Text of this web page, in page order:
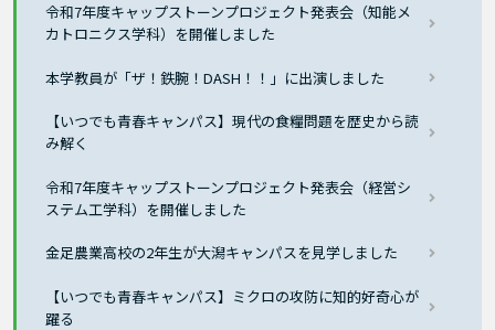
令和7年度キャップストーンプロジェクト発表会（知能メ
カトロニクス学科）を開催しました
本学教員が「ザ！鉄腕！DASH！！」に出演しました
【いつでも青春キャンパス】現代の食糧問題を歴史から読
み解く
令和7年度キャップストーンプロジェクト発表会（経営シ
ステム工学科）を開催しました
金足農業高校の2年生が大潟キャンパスを見学しました
【いつでも青春キャンパス】ミクロの攻防に知的好奇心が
躍る